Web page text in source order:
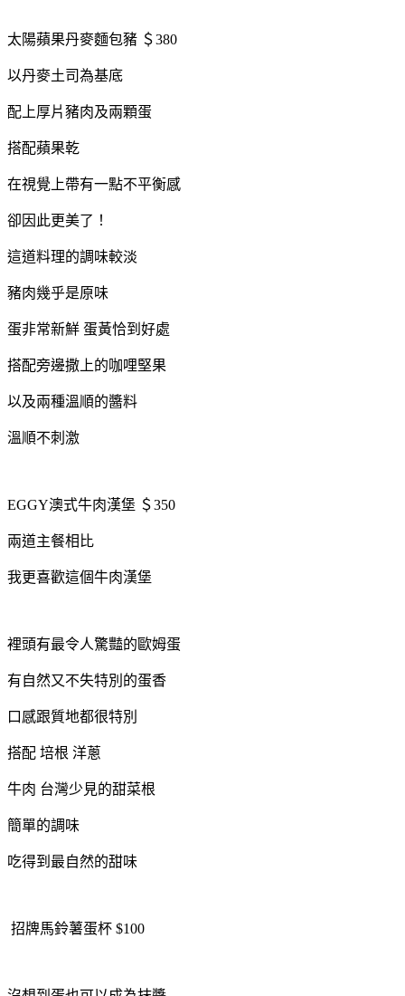
太陽蘋果丹麥麵包豬 ＄380
以丹麥土司為基底
配上厚片豬肉及兩顆蛋
搭配蘋果乾
在視覺上帶有一點不平衡感
卻因此更美了！
這道料理的調味較淡
豬肉幾乎是原味
蛋非常新鮮 蛋黃恰到好處
搭配旁邊撒上的咖哩堅果
以及兩種溫順的醬料
溫順不刺激
EGGY澳式牛肉漢堡 ＄350
兩道主餐相比
我更喜歡這個牛肉漢堡
裡頭有最令人驚豔的歐姆蛋
有自然又不失特別的蛋香
口感跟質地都很特別
搭配 培根 洋蔥
牛肉 台灣少見的甜菜根
簡單的調味
吃得到最自然的甜味
招牌馬鈴薯蛋杯 $100